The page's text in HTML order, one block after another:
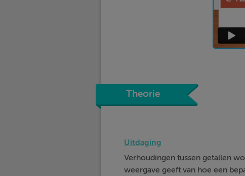
Theorie
Uitdaging
Verhoudingen tussen getallen
weergave geeft van hoe een